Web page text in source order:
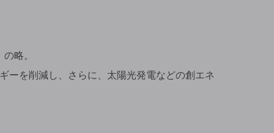
略。
ーを削減し、さらに、太陽光発電などの創エネ